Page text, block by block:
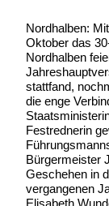
Nordhalben:
Oktober das
Nordhalben
stattfand,
die enge
Festrednerin
Bürgermeister
Geschehen in
vergangenen
Elisabeth